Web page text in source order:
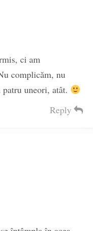
ci am
complicăm, nu
uneori, atât.
Reply